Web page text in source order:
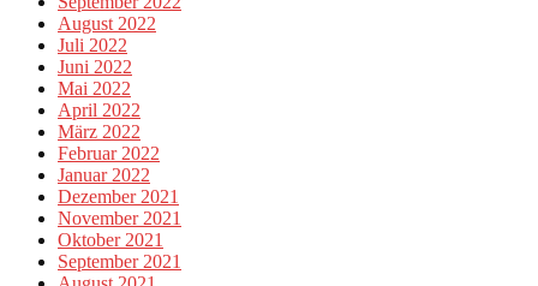
August 2022
Juli 2022
Juni 2022
Mai 2022
April 2022
März 2022
Februar 2022
Januar 2022
Dezember 2021
November 2021
Oktober 2021
September 2021